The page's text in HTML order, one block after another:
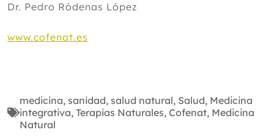
Dr. Pedro Ródenas López
www.cofenat.es
medicina, sanidad, salud natural, Salud, Medicina
integrativa, Terapias Naturales, Cofenat, Medicina
Natural